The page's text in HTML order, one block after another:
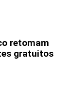
retomam
gratuitos